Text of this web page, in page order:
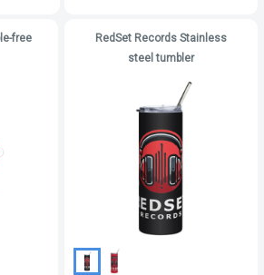
free
RedSet Records Stainless
steel tumbler